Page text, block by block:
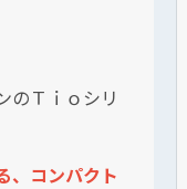
のＴｉｏシリ
、コンパクト